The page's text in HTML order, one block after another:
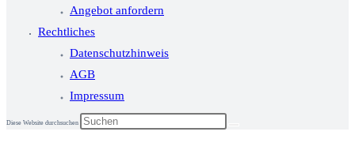
Angebot anfordern
Rechtliches
Datenschutzhinweis
AGB
Impressum
Diese Website durchsuchen